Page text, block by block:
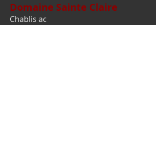
Domaine Sainte Claire
Chablis ac